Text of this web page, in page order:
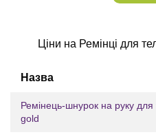
Ціни на Ремінці для
Назва
Ремінець-шнурок на руку
gold